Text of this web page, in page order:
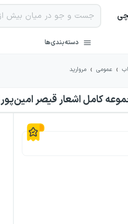
دسته‌بندی‌ها
› عمومی › مروارید
کامل اشعار قیصر امین‌پور